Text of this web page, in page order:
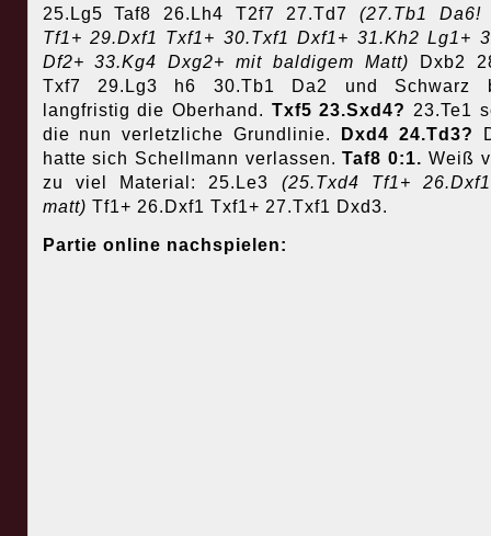
25.Lg5 Taf8 26.Lh4 T2f7 27.Td7(27.Tb1 Da6!
Tf1+ 29.Dxf1 Txf1+ 30.Txf1 Dxf1+ 31.Kh2 Lg1+
Df2+ 33.Kg4 Dxg2+ mit baldigem Matt)
Dxb2
Txf7 29.Lg3 h6 30.Tb1 Da2 und Schwarz
langfristig die Oberhand. Txf5 23.Sxd4? 23.Te1
die nun verletzliche Grundlinie.
Dxd4 24.Td3?
hatte sich Schellmann verlassen.Taf8 0:1. Weiß
zu viel Material: 25.Le3 (25.Txd4 Tf1+
matt) Tf1+ 26.Dxf1 Txf1+ 27.Txf1 Dxd3.
Partie online nachspielen: